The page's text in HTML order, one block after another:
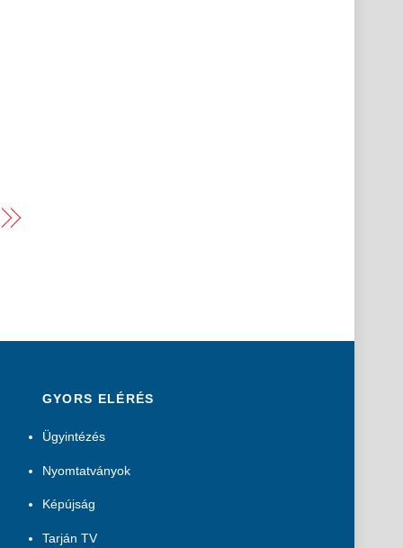
GYORS ELÉRÉS
Ügyintézés
Nyomtatványok
Képújság
Tarján TV